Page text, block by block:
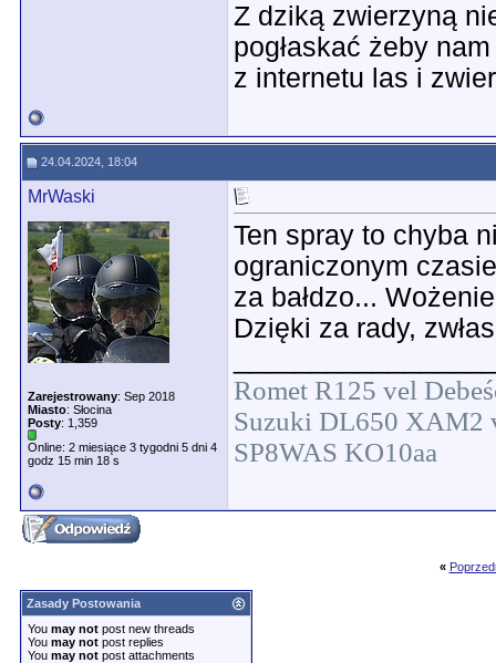
Z dziką zwierzyną
pogłaskać żeby
z internetu las i
24.04.2024, 18:04
MrWaski
Zarejestrowany: Sep 2018
Miasto: Słocina
Posty: 1,359
Online: 2 miesiące 3 tygodni 5 dni 4
godz 15 min 18 s
Ten spray to chyba
ograniczonym
za bałdzo...
Dzięki za rady,
Romet R125 vel
Suzuki DL650 XAM2
SP8WAS KO10aa
«
Zasady Postowania
You may not post new threads
You may not post replies
You may not post attachments